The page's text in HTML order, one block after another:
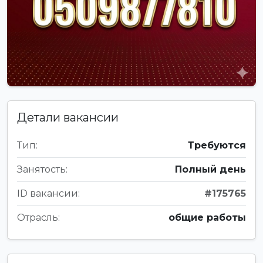
Детали вакансии
Тип: Требуются
Занятость: Полный день
ID вакансии: #175765
Отрасль: общие работы